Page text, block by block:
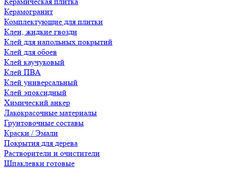
Керамогранит
Комплектующие для плитки
Клеи, жидкие гвозди
Клей для напольных покрытий
Клей для обоев
Клей каучуковый
Клей ПВА
Клей универсальный
Клей эпоксидный
Химический анкер
Лакокрасочные материалы
Грунтовочные составы
Краски / Эмали
Покрытия для дерева
Растворители и очистители
Шпаклевки готовые